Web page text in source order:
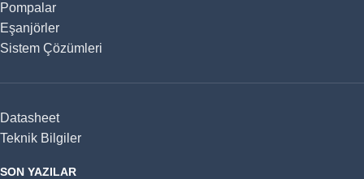
Pompalar
Eşanjörler
Sistem Çözümleri
Datasheet
Teknik Bilgiler
SON YAZILAR